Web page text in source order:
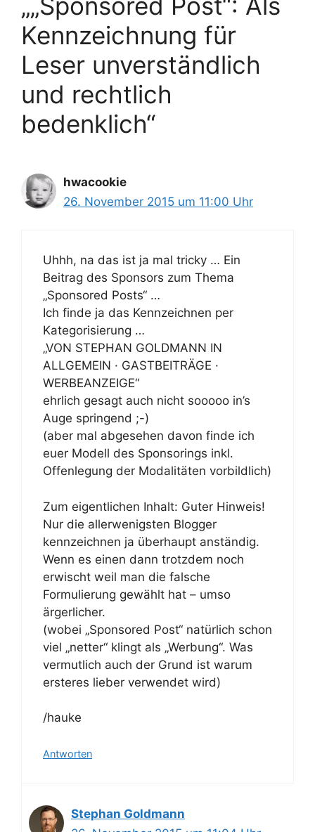
Kennzeichnung für
Leser unverständlich
und rechtlich
bedenklich“
hwacookie
26. November 2015 um 11:00 Uhr
Uhhh, na das ist ja mal tricky … Ein
Beitrag des Sponsors zum Thema
„Sponsored Posts“ …
Ich finde ja das Kennzeichnen per
Kategorisierung …
„VON STEPHAN GOLDMANN IN
ALLGEMEIN · GASTBEITRÄGE ·
WERBEANZEIGE“
ehrlich gesagt auch nicht sooooo in’s
Auge springend ;-)
(aber mal abgesehen davon finde ich
euer Modell des Sponsorings inkl.
Offenlegung der Modalitäten vorbildlich)
Zum eigentlichen Inhalt: Guter Hinweis!
Nur die allerwenigsten Blogger
kennzeichnen ja überhaupt anständig.
Wenn es einen dann trotzdem noch
erwischt weil man die falsche
Formulierung gewählt hat – umso
ärgerlicher.
(wobei „Sponsored Post“ natürlich schon
viel „netter“ klingt als „Werbung“. Was
vermutlich auch der Grund ist warum
ersteres lieber verwendet wird)
/hauke
Antworten
Stephan Goldmann